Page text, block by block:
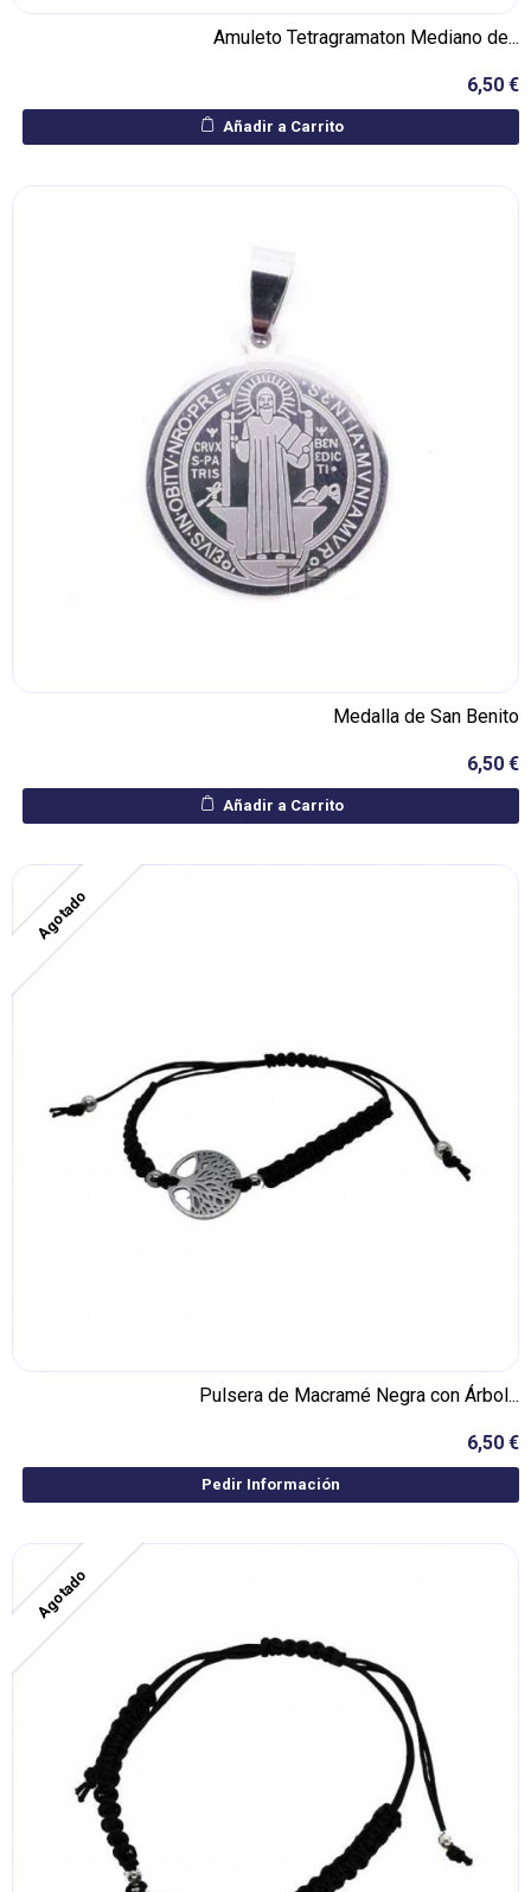
Amuleto Tetragramaton Mediano de...
6,50 €
Añadir a Carrito
Medalla de San Benito
6,50 €
Añadir a Carrito
Agotado
Pulsera de Macramé Negra con Árbol...
6,50 €
Pedir Información
Agotado